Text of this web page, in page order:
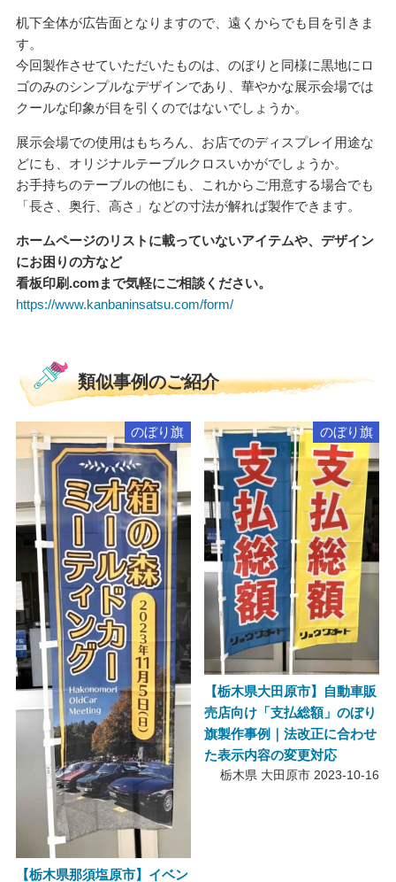
机下全体が広告面となりますので、遠くからでも目を引きま
す。
今回製作させていただいたものは、のぼりと同様に黒地にロ
ゴのみのシンプルなデザインであり、華やかな展示会場では
クールな印象が目を引くのではないでしょうか。
展示会場での使用はもちろん、お店でのディスプレイ用途な
どにも、オリジナルテーブルクロスいかがでしょうか。
お手持ちのテーブルの他にも、これからご用意する場合でも
「長さ、奥行、高さ」などの寸法が解れば製作できます。
ホームページのリストに載っていないアイテムや、デザイン
にお困りの方など
看板印刷.comまで気軽にご相談ください。
https://www.kanbaninsatsu.com/form/
類似事例のご紹介
のぼり旗
【栃木県那須塩原市】イベン
のぼり旗
【栃木県大田原市】自動車販
売店向け「支払総額」のぼり
旗製作事例｜法改正に合わせ
た表示内容の変更対応
栃木県 大田原市 2023-10-16